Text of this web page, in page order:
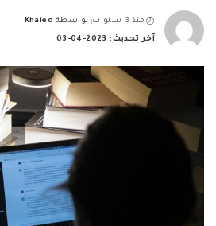
منذ 3 سنوات
Posted
by
بواسطة Khaled
آخر تحديث: 2023-04-03